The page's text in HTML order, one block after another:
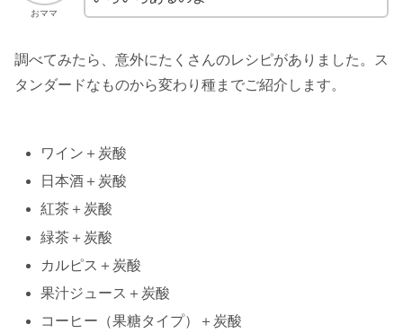
おママ
調べてみたら、意外にたくさんのレシピがありました。ス
タンダードなものから変わり種までご紹介します。
ワイン＋炭酸
日本酒＋炭酸
紅茶＋炭酸
緑茶＋炭酸
カルピス＋炭酸
果汁ジュース＋炭酸
コーヒー（果糖タイプ）＋炭酸